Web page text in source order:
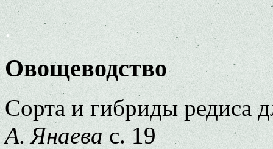
.
Овощеводство
Cорта и гибриды редиса
А. Янаевас. 19